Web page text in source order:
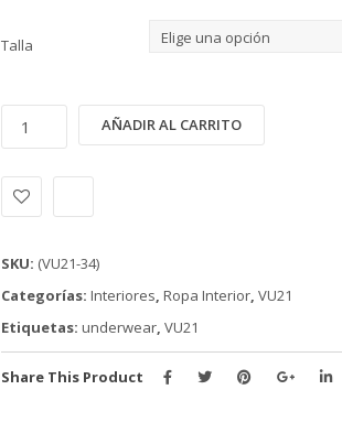
Talla
VU21
(VU21-
34)
AÑADIR AL CARRITO
SKU: (VU21-34)
Categorías: Interiores, Ropa Interior, VU21
Etiquetas: underwear, VU21
Share This Product